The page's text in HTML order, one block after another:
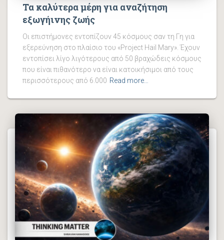
Τα καλύτερα μέρη για αναζήτηση
εξωγήινης ζωής
Οι επιστήμονες εντοπίζουν 45 κόσμους σαν τη Γη για
εξερεύνηση στο πλαίσιο του «Project Hail Mary». Έχουν
εντοπίσει λίγο λιγότερους από 50 βραχώδεις κόσμους
που είναι πιθανότερο να είναι κατοικήσιμοι από τους
περισσότερους από 6.000 Read more…